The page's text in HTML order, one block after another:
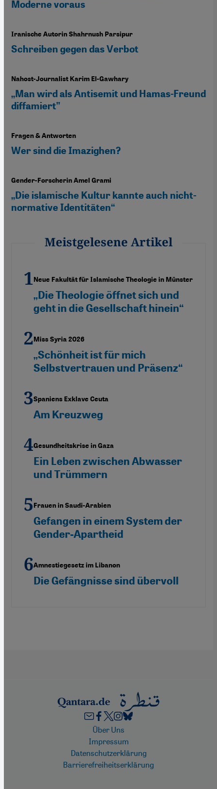
Moderne voraus
Iranische Autorin Shahrnush Parsipur
Schreiben gegen das Verbot
Nahost-Journalist Karim El-Gawhary
„Man wird als Antisemit und Hamas-Freund
diffamiert”
Fragen & Antworten
Wer sind die Imazighen?
Gender-Forscherin Amel Grami
„Die islamische Kultur kannte auch nicht-
normative Identitäten“
Meistgelesene Artikel
Neue Fakultät für Islamische Theologie in Münster
„Die Theologie öffnet sich und
geht in die Gesellschaft hinein“
Miss Syria 2026
„Schönheit ist für mich
Selbstvertrauen und Präsenz“
Spaniens Exklave Ceuta
Am Kreuzweg
Gesundheitskrise in Gaza
Ein Leben zwischen Abwasser
und Trümmern
Frauen in Saudi-Arabien
Gefangen in einem System der
Gender-Apartheid
Amnestiegesetz im Libanon
Die Gefängnisse sind übervoll
FooterÜber Uns
Impressum
Datenschutzerklärung
Barrierefreiheitserklärung